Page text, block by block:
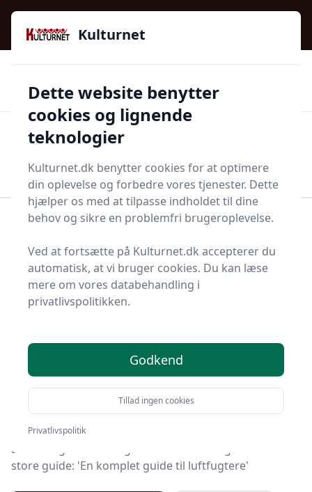
Kulturnet - Alt Det Gode I Livet | Din Kulturguide Siden
2016
97 kategorier 👍Kun godkendte butikker
Start søgning
Husholdning Rengøring Luftfugter
Bedste luftfugtere - top
17 valg
17 top-produkter, så du hurtigt kan vælge det bedste.
bestemt type eller fri levering, kan du finde det bedste
valg blandt vores 17 udvalgte produkter her.
Du kan også læse meget mere om luftfugtere i vores
store guide: 'En komplet guide til luftfugtere'
Kulturnet
Dette website benytter
cookies og lignende
teknologier
Kulturnet.dk benytter cookies for at optimere
din oplevelse og forbedre vores tjenester. Dette
hjælper os med at tilpasse indholdet til dine
behov og sikre en problemfri brugeroplevelse.
Ved at fortsætte på Kulturnet.dk accepterer du
automatisk, at vi bruger cookies. Du kan læse
mere om vores databehandling i
privatlivspolitikken.
Godkend
Tillad ingen cookies
Privatlivspolitik